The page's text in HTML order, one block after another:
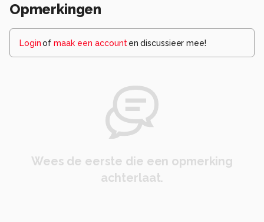
Opmerkingen
Loginof maak een account en discussieer mee!
Wees de eerste die een opmerking
achterlaat.